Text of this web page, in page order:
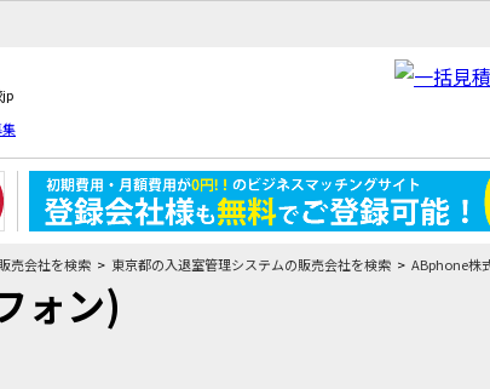
jp
売会社を検索 東京都の入退室管理システムの販売会社を検索 ABphone株
ォン)